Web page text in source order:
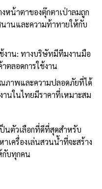
หน้าตาของตุ๊กตาเป่าลมถูก
านและความท้าทายให้กับ
งาน: ทางบริษัทมีทีมงานมือ
ตลอดการใช้งาน
ภาพและความปลอดภัยที่ได้
านในไทยมีราคาที่เหมาะสม
ป็นตัวเลือกที่ดีที่สุดสำหรับ
เครื่องเล่นสวนน้ำที่จะสร้าง
กับทุกคน